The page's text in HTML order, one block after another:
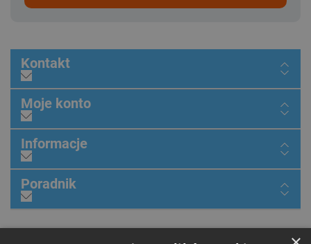
Kontakt
Moje konto
Informacje
Poradnik